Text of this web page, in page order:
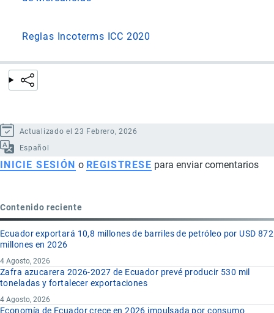
Reglas Incoterms ICC 2020
Actualizado el 23 Febrero, 2026
Español
INICIE SESIÓN o REGISTRESE para enviar comentarios
Contenido reciente
Ecuador exportará 10,8 millones de barriles de petróleo por USD 872
millones en 2026
4 Agosto, 2026
Zafra azucarera 2026-2027 de Ecuador prevé producir 530 mil
toneladas y fortalecer exportaciones
4 Agosto, 2026
Economía de Ecuador crece en 2026 impulsada por consumo